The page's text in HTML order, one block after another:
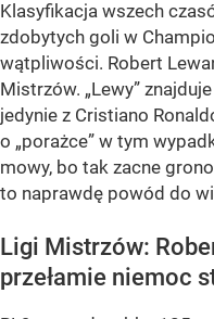
Klasyfikacja wszech
zdobytych goli w
wątpliwości. Robert
Mistrzów. „Lewy”
jedynie z Cristiano
o „porażce” w tym
mowy, bo tak zacne
to naprawdę powód do
Ligi Mistrzów:
przełamie niemoc